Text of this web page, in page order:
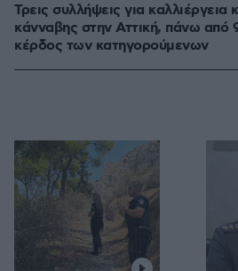
Τρεις συλλήψεις για καλλιέργεια
κάνναβης στην Αττική, πάνω
κέρδος των κατηγορούμενων